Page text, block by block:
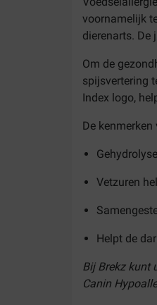
voornamelijk
dierenarts. De
Om de
spijsvertering
Index logo,
De
Vetzuren
Helpt de
Bij Brekz kunt
Canin